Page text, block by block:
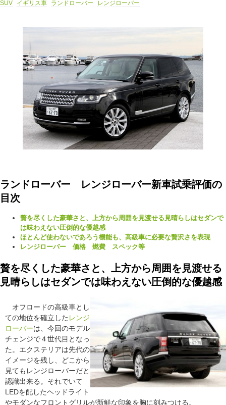
SUV
イギリス車 ランドローバー レンジローバー
ランドローバー レンジローバー新車試乗評価の
目次
贅を尽くした豪華さと、上方から周囲を見渡せる見晴らしはセダンで
は味わえない圧倒的な優越感
ほとんど使わないであろう機能も、高級車に必要な贅沢さを表現
レンジローバー 価格 燃費 スペック等
贅を尽くした豪華さと、上方から周囲を見渡せる
見晴らしはセダンでは味わえない圧倒的な優越感
オフロードの高級車とし
ての地位を確立した レンジ
ローバーは、今回のモデル
チェンジで４世代目となっ
た。エクステリアは先代の
イメージを残し、どこから
見てもレンジローバーだと
認識出来る。それでいて
LEDを配したヘッドライト
やモダンなフロントグリルが新鮮な印象を胸に刻みつける。